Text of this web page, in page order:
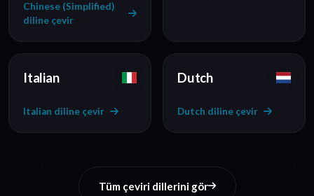
Chinese (Simplified)
diline çevir
Italian
Italian diline çevir
Dutch
Dutch diline çevir
Tüm çeviri dillerini gör